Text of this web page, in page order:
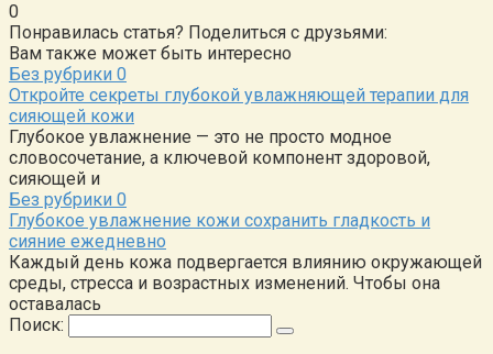
0
Понравилась статья? Поделиться с друзьями:
Вам также может быть интересно
Без рубрики 0
Откройте секреты глубокой увлажняющей терапии для
сияющей кожи
Глубокое увлажнение — это не просто модное
словосочетание, а ключевой компонент здоровой,
сияющей и
Без рубрики 0
Глубокое увлажнение кожи сохранить гладкость и
сияние ежедневно
Каждый день кожа подвергается влиянию окружающей
среды, стресса и возрастных изменений. Чтобы она
оставалась
Поиск: